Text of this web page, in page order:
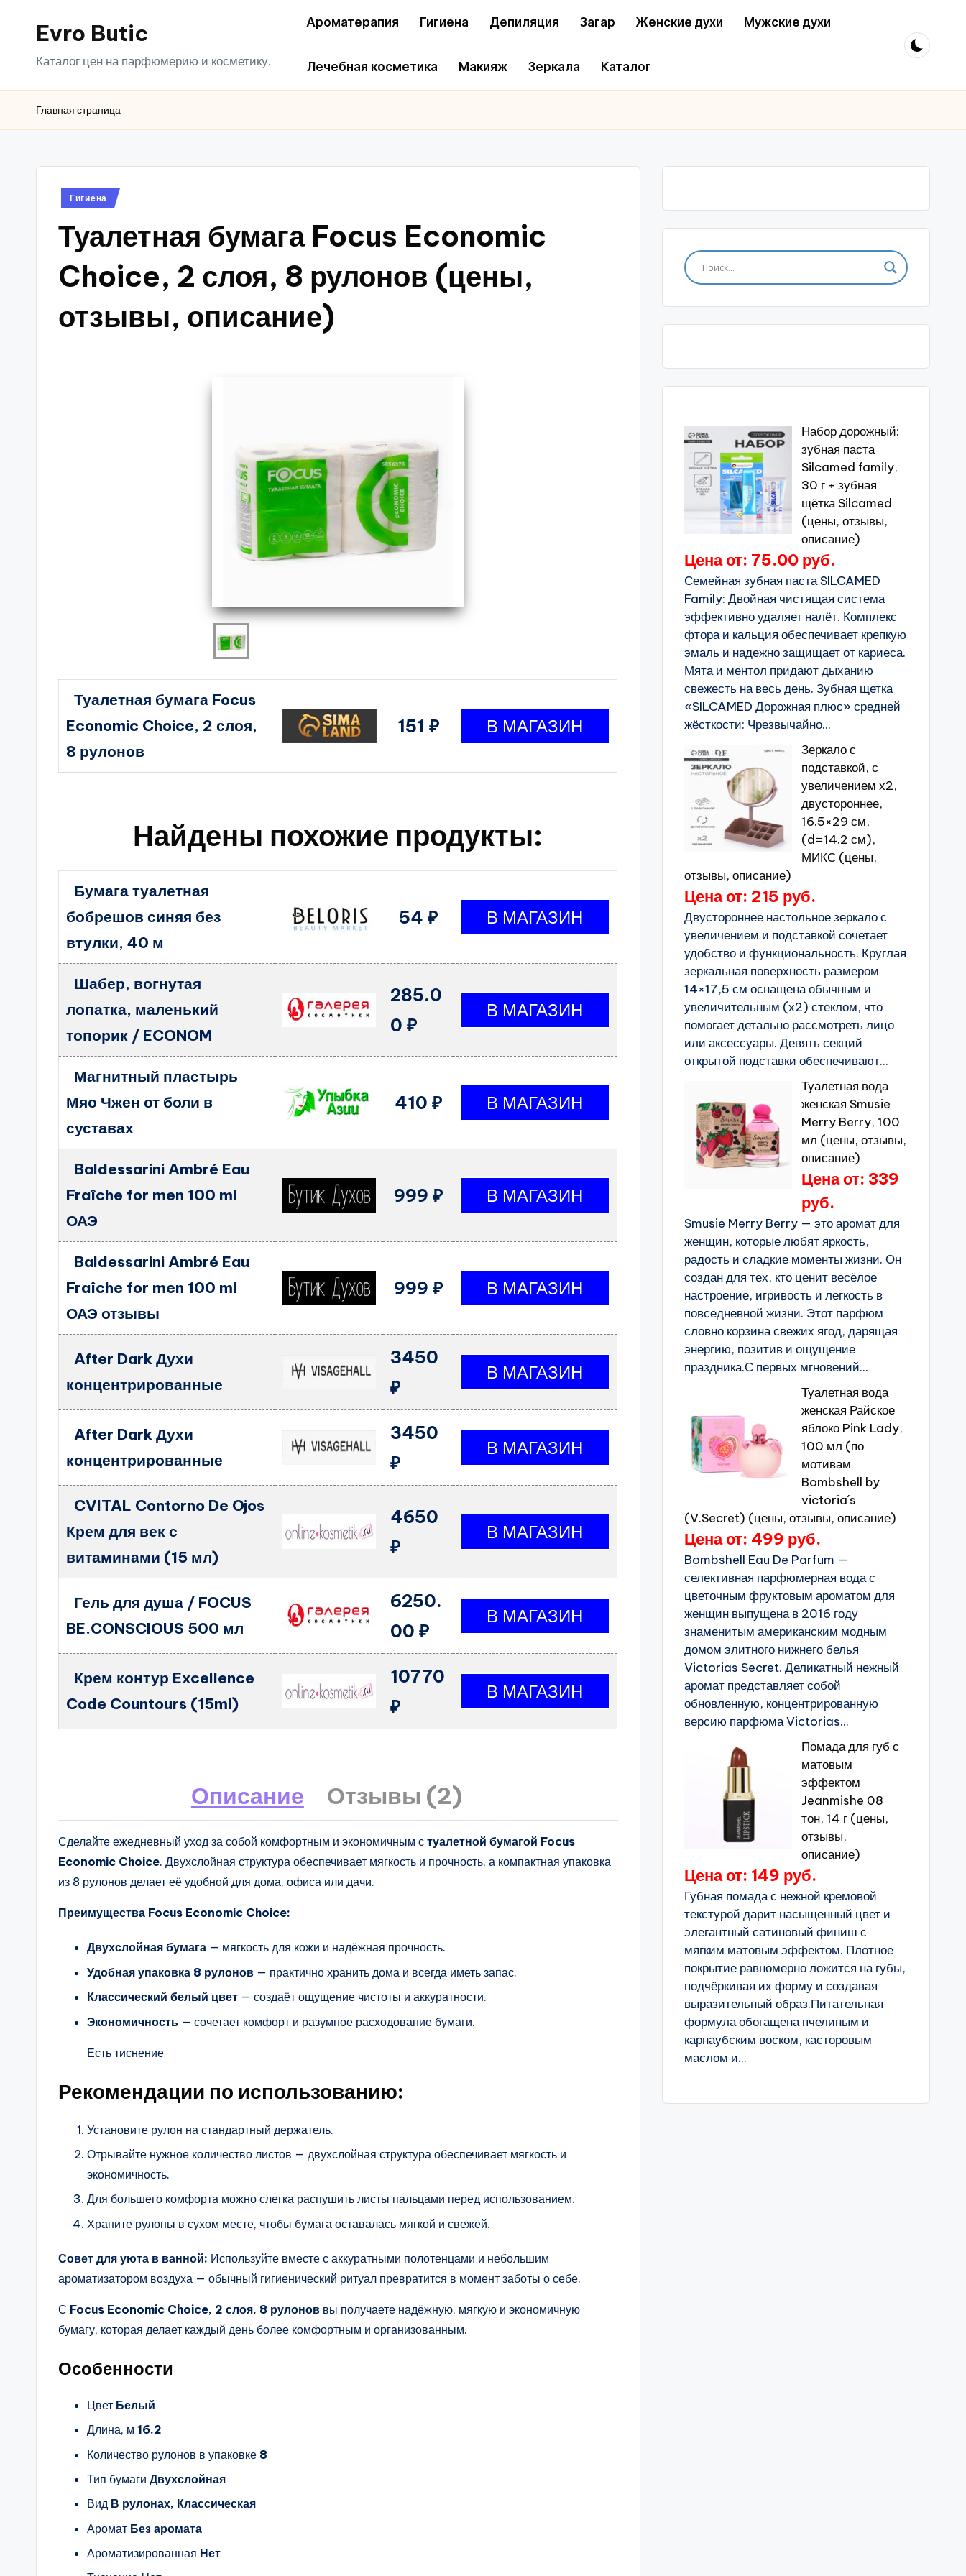
ПерейтиEvro Butic
Каталог цен на парфюмерию и косметику.
Ароматерапия Гигиена Депиляция Загар Женские духи Мужские духи
Лечебная косметика Макияж Зеркала Каталог
Главная страница
Опубликовано
Гигиена
Туалетная бумага Focus Economic
Choice, 2 слоя, 8 рулонов (цены,
отзывы, описание)
Туалетная бумага Focus
Economic Choice, 2 слоя,
8 рулонов
151 ₽
Найдены похожие продукты:
Бумага туалетная
бобрешов синяя без
втулки, 40 м
54 ₽
Шабер, вогнутая
лопатка, маленький
топорик / ECONOM
285.0
0 ₽
Магнитный пластырь
Мяо Чжен от боли в
суставах
410 ₽
Baldessarini Ambré Eau
Fraîche for men 100 ml
ОАЭ
999 ₽
Baldessarini Ambré Eau
Fraîche for men 100 ml
ОАЭ отзывы
999 ₽
After Dark Духи
концентрированные
3450
₽
After Dark Духи
концентрированные
3450
₽
CVITAL Contorno De Ojos
Крем для век с
витаминами (15 мл)
4650
₽
Гель для душа / FOCUS
BE.CONSCIOUS 500 мл
6250.
00 ₽
Крем контур Excellence
Code Countours (15ml)
10770
₽
Описание Отзывы (2)
Сделайте ежедневный уход за собой комфортным и экономичным с туалетной бумагой Focus
Economic Choice. Двухслойная структура обеспечивает мягкость и прочность, а компактная упаковка
из 8 рулонов делает её удобной для дома, офиса или дачи.
Преимущества Focus Economic Choice:
Двухслойная бумага — мягкость для кожи и надёжная прочность.
Удобная упаковка 8 рулонов — практично хранить дома и всегда иметь запас.
Классический белый цвет — создаёт ощущение чистоты и аккуратности.
Экономичность — сочетает комфорт и разумное расходование бумаги.
Есть тиснение
Рекомендации по использованию:
Установите рулон на стандартный держатель.
Отрывайте нужное количество листов — двухслойная структура обеспечивает мягкость и
экономичность.
Для большего комфорта можно слегка распушить листы пальцами перед использованием.
Храните рулоны в сухом месте, чтобы бумага оставалась мягкой и свежей.
Совет для уюта в ванной: Используйте вместе с аккуратными полотенцами и небольшим
ароматизатором воздуха — обычный гигиенический ритуал превратится в момент заботы о себе.
С Focus Economic Choice, 2 слоя, 8 рулонов вы получаете надёжную, мягкую и экономичную
бумагу, которая делает каждый день более комфортным и организованным.
Особенности
Цвет Белый
Длина, м 16.2
Количество рулонов в упаковке 8
Тип бумаги Двухслойная
Вид В рулонах, Классическая
Аромат Без аромата
Ароматизированная Нет
Набор дорожный:
зубная паста
Silcamed family,
30 г + зубная
щётка Silcamed
(цены, отзывы,
описание)
Цена от: 75.00 руб.
Семейная зубная паста SILCAMED
Family: Двойная чистящая система
эффективно удаляет налёт. Комплекс
фтора и кальция обеспечивает крепкую
эмаль и надежно защищает от кариеса.
Мята и ментол придают дыханию
свежесть на весь день. Зубная щетка
«SILCAMED Дорожная плюс» средней
жёсткости: Чрезвычайно...
Зеркало с
подставкой, с
увеличением х2,
двустороннее,
16.5×29 см,
(d=14.2 см),
МИКС (цены,
отзывы, описание)
Цена от: 215 руб.
Двустороннее настольное зеркало с
увеличением и подставкой сочетает
удобство и функциональность. Круглая
зеркальная поверхность размером
14×17,5 см оснащена обычным и
увеличительным (х2) стеклом, что
помогает детально рассмотреть лицо
или аксессуары. Девять секций
открытой подставки обеспечивают...
Туалетная вода
женская Smusie
Merry Berry, 100
мл (цены, отзывы,
описание)
Цена от: 339
руб.
Smusie Merry Berry — это аромат для
женщин, которые любят яркость,
радость и сладкие моменты жизни. Он
создан для тех, кто ценит весёлое
настроение, игривость и легкость в
повседневной жизни. Этот парфюм
словно корзина свежих ягод, дарящая
энергию, позитив и ощущение
праздника.С первых мгновений...
Туалетная вода
женская Райское
яблоко Pink Lady,
100 мл (по
мотивам
Bombshell by
victoria´s
(V.Secret) (цены, отзывы, описание)
Цена от: 499 руб.
Bombshell Eau De Parfum —
селективная парфюмерная вода с
цветочным фруктовым ароматом для
женщин выпущена в 2016 году
знаменитым американским модным
домом элитного нижнего белья
Victorias Secret. Деликатный нежный
аромат представляет собой
обновленную, концентрированную
версию парфюма Victorias...
Помада для губ с
матовым
эффектом
Jeanmishe 08
тон, 14 г (цены,
отзывы,
описание)
Цена от: 149 руб.
Губная помада с нежной кремовой
текстурой дарит насыщенный цвет и
элегантный сатиновый финиш с
мягким матовым эффектом. Плотное
покрытие равномерно ложится на губы,
подчёркивая их форму и создавая
выразительный образ.Питательная
формула обогащена пчелиным и
карнаубским воском, касторовым
маслом и...